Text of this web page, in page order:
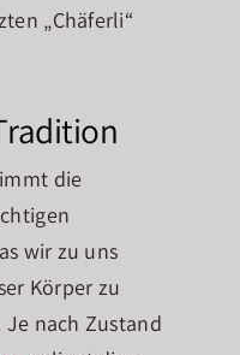
„Chäferli“
die
wir zu uns
Körper zu
nach Zustand